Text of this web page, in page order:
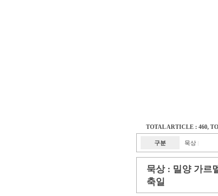
TOTAL ARTICLE : 460,
구분 묵상
묵상 : 밀양 가르
축일